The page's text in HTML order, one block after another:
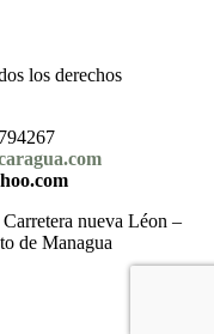
los derechos
nueva Léon –
de Managua